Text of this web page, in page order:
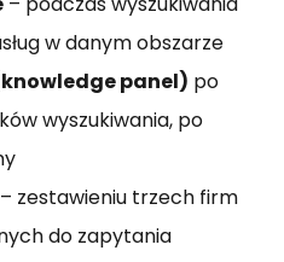
w danym obszarze
panel) po
wyszukiwania, po
– zestawieniu trzech firm
do zapytania